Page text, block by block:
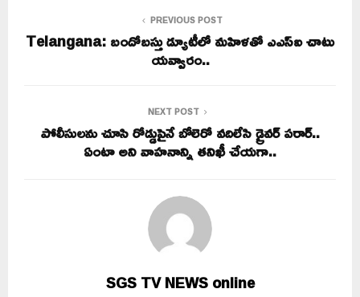
PREVIOUS POST
Telangana: బందోబస్తు డ్యూటీలో మహిళతో ఎఎస్ఐ చాటు
యవ్వారం..
NEXT POST
పోలీసులను చూసి రోడ్డుపైనే బోలెరో వదిలేసి డ్రైవర్‌ పరార్‌..
ఏంటా అని వాహనాన్ని తనిఖీ చేయగా..
SGS TV NEWS online